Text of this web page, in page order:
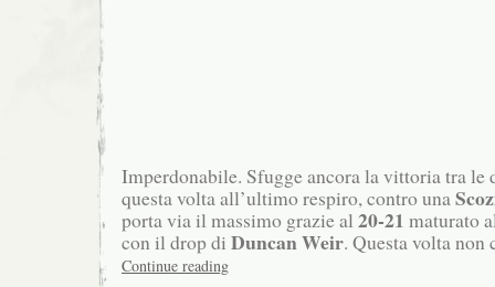
Imperdonabile. Sfugge ancora la vittoria tra le
questa volta all’ultimo respiro, contro una
porta via il massimo grazie al 20-21 maturato
con il drop di Duncan Weir. Questa volta
Continue reading